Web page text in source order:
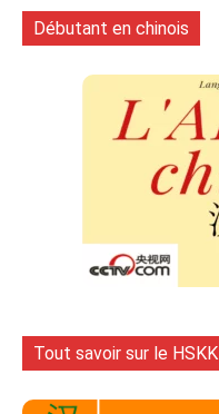
Débutant en chinois
Tout savoir sur le HSKK